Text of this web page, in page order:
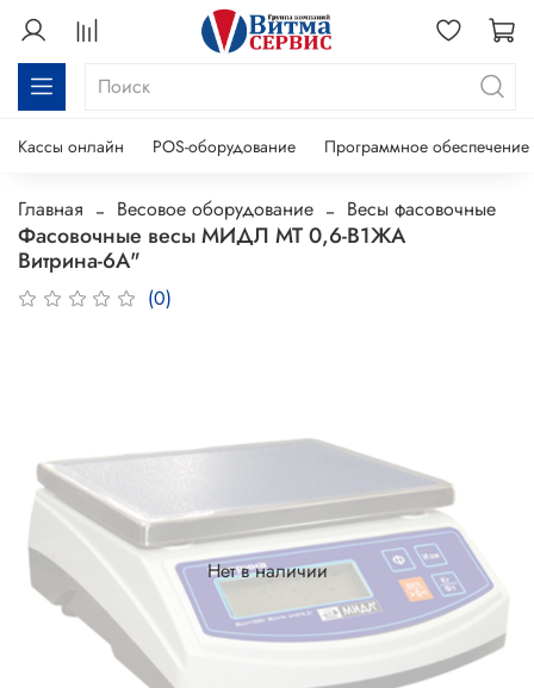
Кассы онлайн POS-оборудование Программное обеспечение
Главная Весовое оборудование Весы фасовочные
Фасовочные весы МИДЛ МТ 0,6-В1ЖА
Витрина-6А"
(0)
Нет в наличии